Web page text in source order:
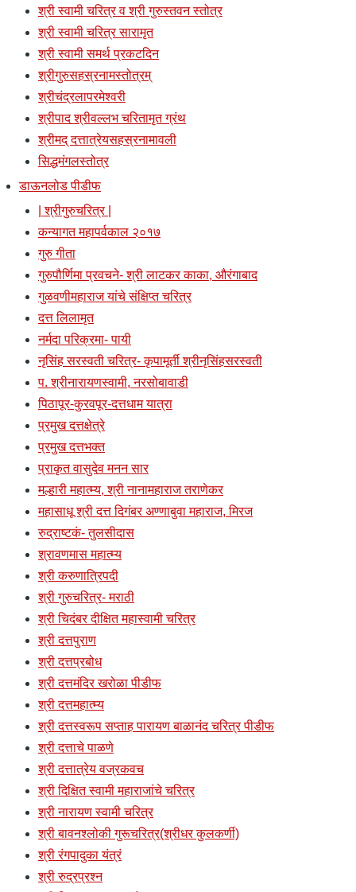
श्री स्वामी चरित्र व श्री गुरुस्तवन स्तोत्र
श्री स्वामी चरित्र सारामृत
श्री स्वामी समर्थ प्रकटदिन
श्रीगुरुसहस्रनामस्तोत्रम्
श्रीचंद्रलापरमेश्वरी
श्रीपाद श्रीवल्लभ चरितामृत ग्रंथ
श्रीमद् दत्तात्रेयसहस्रनामावली
सिद्धमंगलस्तोत्र
डाऊनलोड पीडीफ
| श्रीगुरुचरित्र |
कन्यागत महापर्वकाल २०१७
गुरु गीता
गुरुपौर्णिमा प्रवचने- श्री लाटकर काका, औरंगाबाद
गुळवणीमहाराज यांचे संक्षिप्त चरित्र
दत्त लिलामृत
नर्मदा परिक्रमा- पायी
नृसिंह सरस्वती चरित्र- कृपामूर्ती श्रीनृसिंहसरस्वती
प. श्रीनारायणस्वामी, नरसोबावाडी
पिठापूर-कुरवपूर-दत्तधाम यात्रा
प्रमुख दत्तक्षेत्रे
प्रमुख दत्तभक्त
प्राकृत वासुदेव मनन सार
मल्हारी महात्म्य, श्री नानामहाराज तराणेकर
महासाधू श्री दत्त दिगंबर अण्णाबुवा महाराज, मिरज
रुद्राष्टकं- तुलसीदास
श्रावणमास महात्म्य
श्री करुणात्रिपदी
श्री गुरुचरित्र- मराठी
श्री चिदंबर दीक्षित महास्वामी चरित्र
श्री दत्तपुराण
श्री दत्तप्रबोध
श्री दत्तमंदिर खरोळा पीडीफ
श्री दत्तमहात्म्य
श्री दत्तस्वरूप सप्ताह पारायण बाळानंद चरित्र पीडीफ
श्री दत्ताचे पाळणे
श्री दत्तात्रेय वज्रकवच
श्री दिक्षित स्वामी महाराजांचे चरित्र
श्री नारायण स्वामी चरित्र
श्री बावनश्लोकी गुरूचरित्र(श्रीधर कुलकर्णी)
श्री रंगपादुका यंत्रं
श्री रुद्रप्रश्न